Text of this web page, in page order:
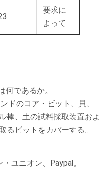
要求に
よって
何であるか。
ドのコア・ビット、貝、
棒、土の試料採取装置およ
るビットをカバーする。
ユニオン、Paypal。